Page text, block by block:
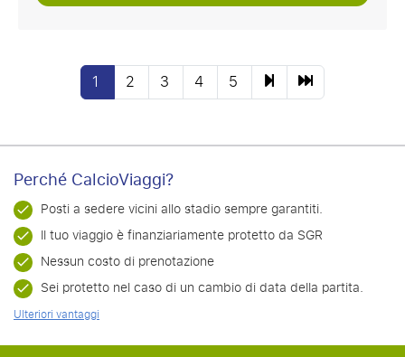
1 2 3 4 5
Perché CalcioViaggi?
Posti a sedere vicini allo stadio sempre garantiti.
Il tuo viaggio è finanziariamente protetto da SGR
Nessun costo di prenotazione
Sei protetto nel caso di un cambio di data della partita.
Ulteriori vantaggi